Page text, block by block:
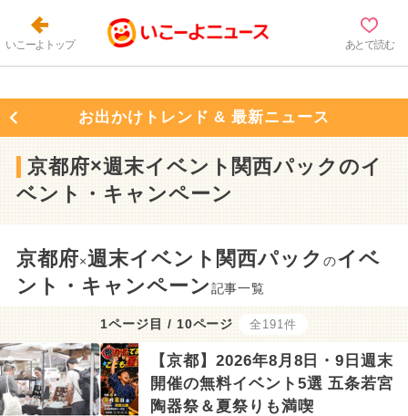
いこーよトップ あとで読む
お出かけトレンド & 最新ニュース
京都府×週末イベント関西パックのイ
ベント・キャンペーン
京都府×週末イベント関西パックのイベ
ント・キャンペーン記事一覧
1ページ目 / 10ページ 全191件
【京都】2026年8月8日・9日週末
開催の無料イベント5選 五条若宮
陶器祭＆夏祭りも満喫